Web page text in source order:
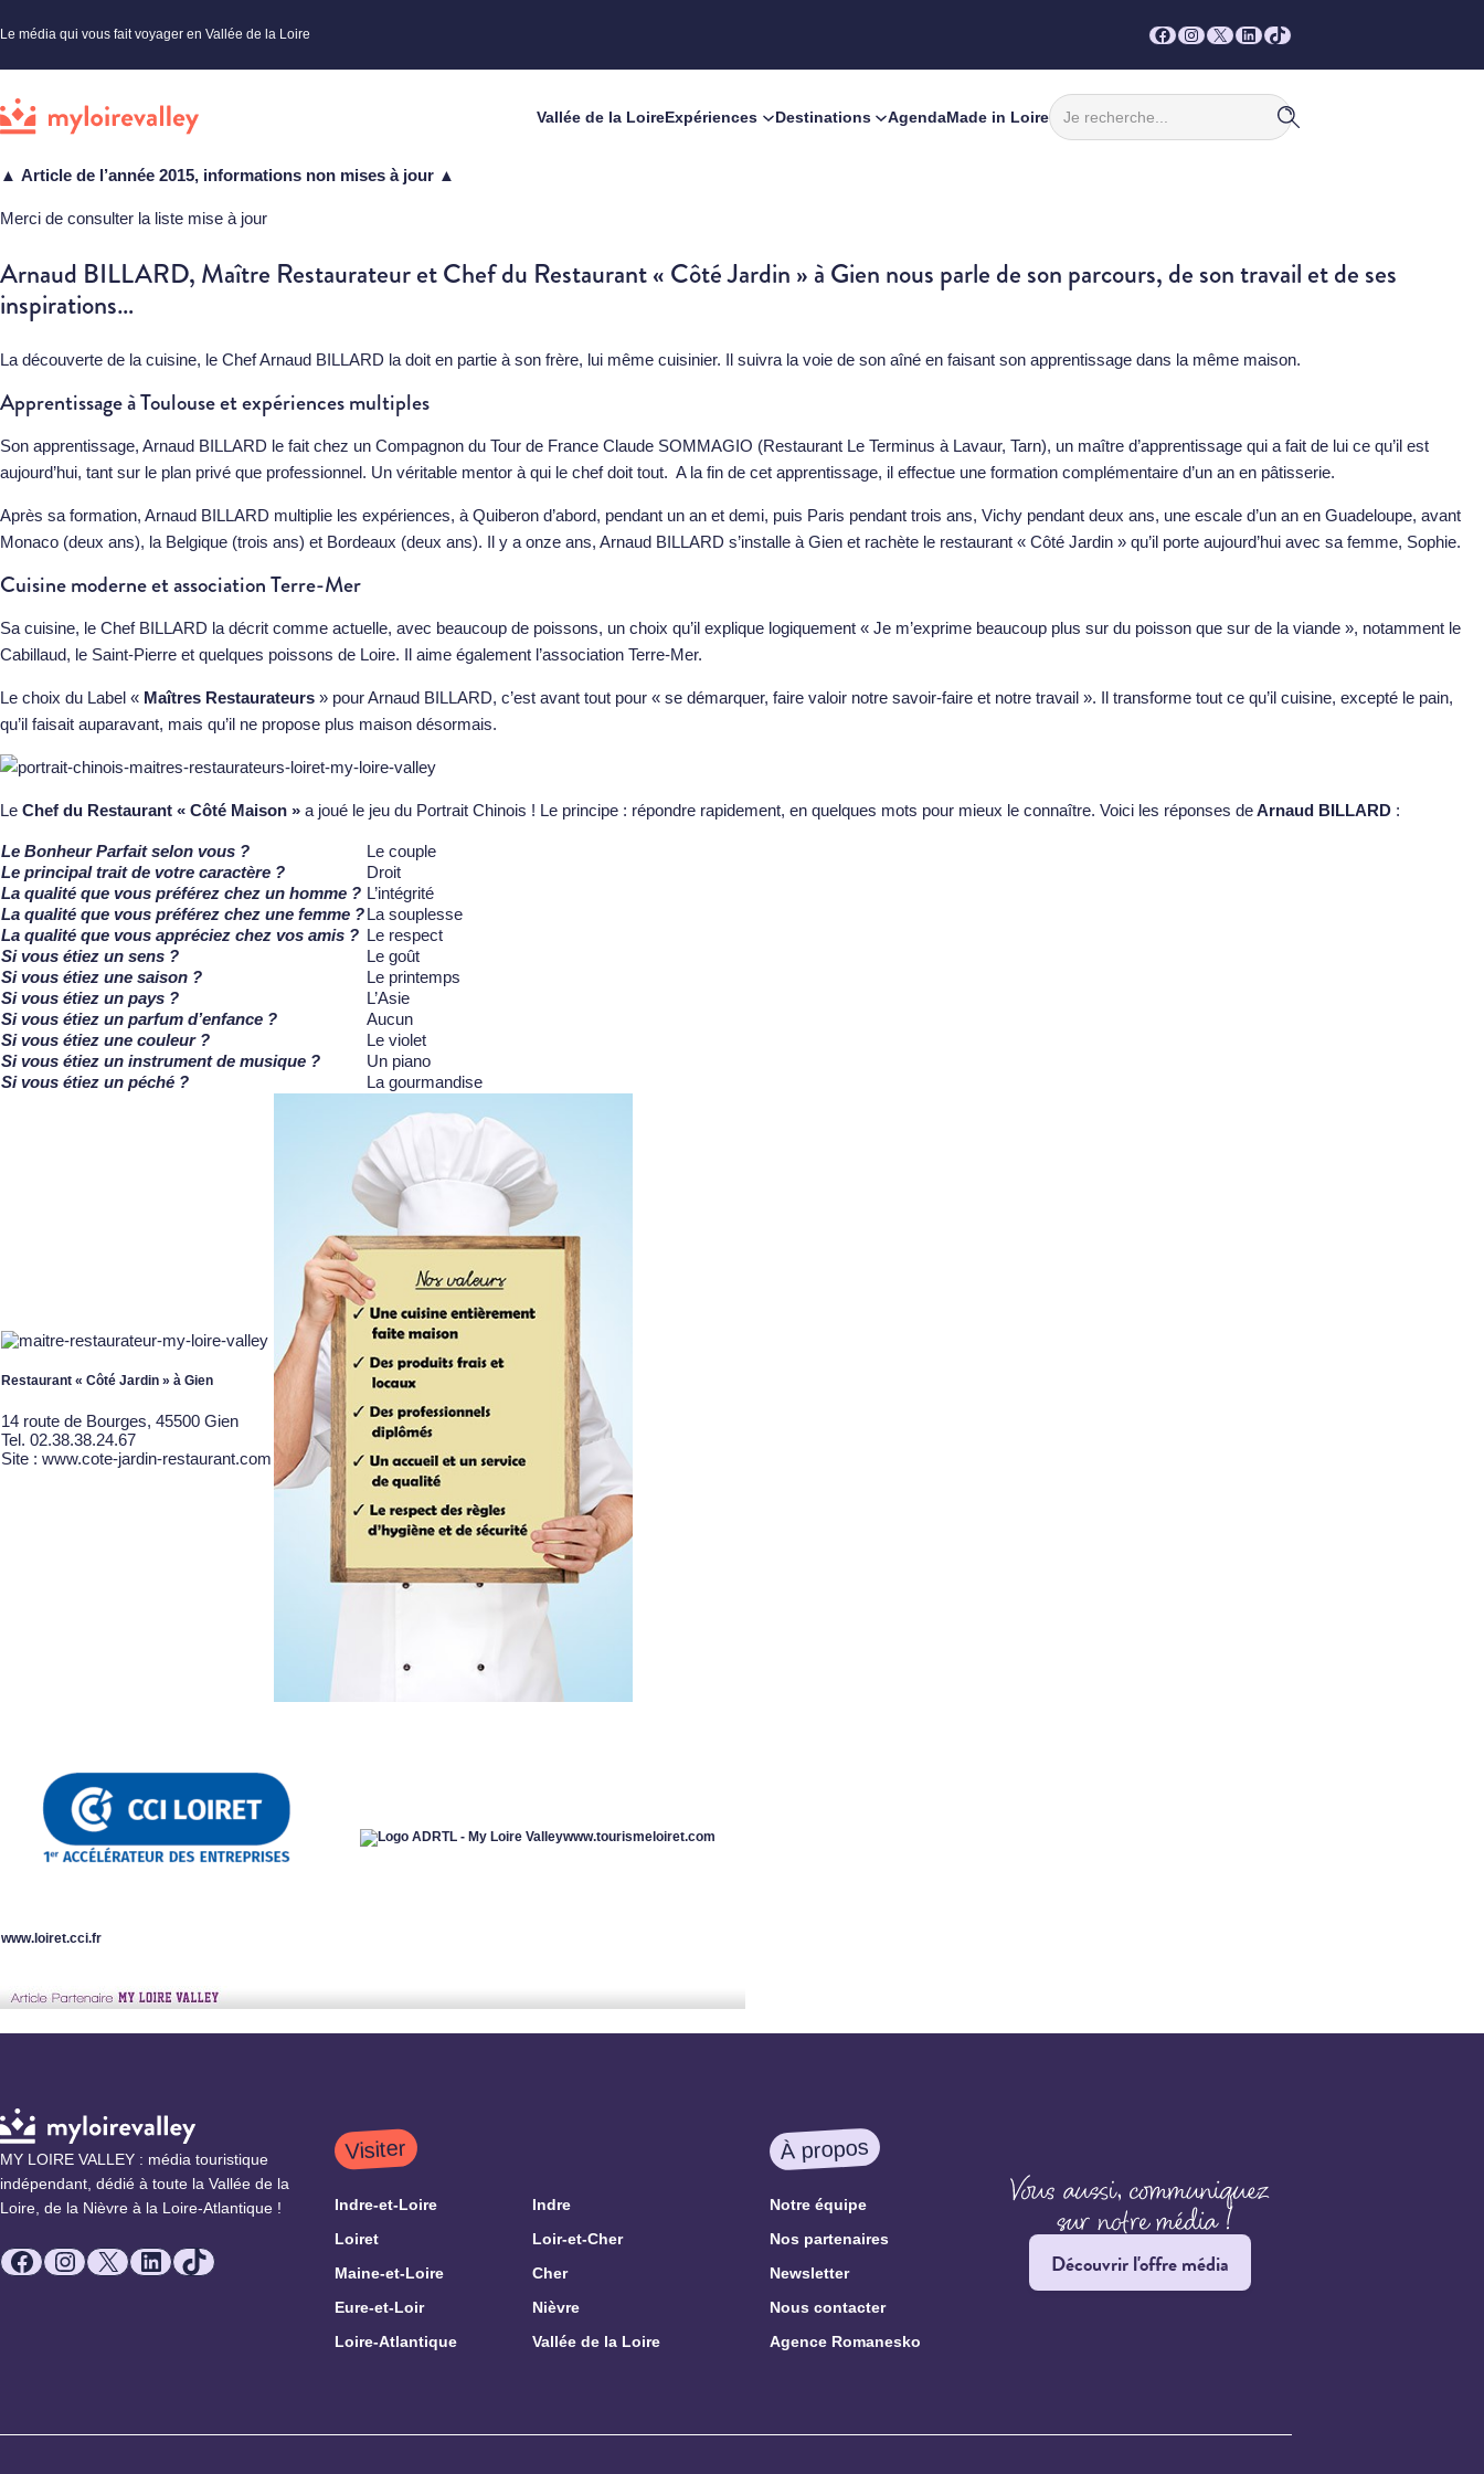
Le média qui vous fait voyager en Vallée de la Loire Facebook
Instagram
X LinkedIn
TikTok
Vallée de la LoireExpériences Destinations AgendaMade in Loire
Rechercher
▲ Article de l’année 2015, informations non mises à jour ▲
Merci de consulter la liste mise à jour
Arnaud BILLARD, Maître Restaurateur et Chef du Restaurant « Côté Jardin » à Gien nous parle de son parcours, de son travail et de ses
inspirations…
La découverte de la cuisine, le Chef Arnaud BILLARD la doit en partie à son frère, lui même cuisinier. Il suivra la voie de son aîné en faisant son apprentissage dans la même maison.
Apprentissage à Toulouse et expériences multiples
Son apprentissage, Arnaud BILLARD le fait chez un Compagnon du Tour de France Claude SOMMAGIO (Restaurant Le Terminus à Lavaur, Tarn), un maître d’apprentissage qui a fait de lui ce qu’il est
aujourd’hui, tant sur le plan privé que professionnel. Un véritable mentor à qui le chef doit tout. A la fin de cet apprentissage, il effectue une formation complémentaire d’un an en pâtisserie.
Après sa formation, Arnaud BILLARD multiplie les expériences, à Quiberon d’abord, pendant un an et demi, puis Paris pendant trois ans, Vichy pendant deux ans, une escale d’un an en Guadeloupe, avant
Monaco (deux ans), la Belgique (trois ans) et Bordeaux (deux ans). Il y a onze ans, Arnaud BILLARD s’installe à Gien et rachète le restaurant « Côté Jardin » qu’il porte aujourd’hui avec sa femme, Sophie.
Cuisine moderne et association Terre-Mer
Sa cuisine, le Chef BILLARD la décrit comme actuelle, avec beaucoup de poissons, un choix qu’il explique logiquement « Je m’exprime beaucoup plus sur du poisson que sur de la viande », notamment le
Cabillaud, le Saint-Pierre et quelques poissons de Loire. Il aime également l’association Terre-Mer.
Le choix du Label « Maîtres Restaurateurs » pour Arnaud BILLARD, c’est avant tout pour « se démarquer, faire valoir notre savoir-faire et notre travail ». Il transforme tout ce qu’il cuisine, excepté le pain,
qu’il faisait auparavant, mais qu’il ne propose plus maison désormais.
Le Chef du Restaurant « Côté Maison » a joué le jeu du Portrait Chinois ! Le principe : répondre rapidement, en quelques mots pour mieux le connaître. Voici les réponses deArnaud BILLARD :
Le Bonheur Parfait selon vous ?
Le couple
Le principal trait de votre caractère ?
Droit
La qualité que vous préférez chez un homme ? L’intégrité
La qualité que vous préférez chez une femme ?La souplesse
La qualité que vous appréciez chez vos amis ? Le respect
Si vous étiez un sens ?
Le goût
Si vous étiez une saison ?
Le printemps
Si vous étiez un pays ?
L’Asie
Si vous étiez un parfum d’enfance ?
Aucun
Si vous étiez une couleur ?
Le violet
Si vous étiez un instrument de musique ?
Un piano
Si vous étiez un péché ?
La gourmandise
Restaurant « Côté Jardin » à Gien
14 route de Bourges, 45500 Gien
Tel. 02.38.38.24.67
Site : www.cote-jardin-restaurant.com
www.loiret.cci.fr
www.tourismeloiret.com
MY LOIRE VALLEY : média touristique
indépendant, dédié à toute la Vallée de la
Loire, de la Nièvre à la Loire-Atlantique !
Facebook
Instagram
X LinkedIn
TikTok
Visiter
Indre-et-Loire
Indre
Loiret
Loir-et-Cher
Maine-et-Loire
Cher
Eure-et-Loir
Nièvre
Loire-Atlantique
Vallée de la Loire
À propos
Notre équipe
Nos partenaires
Newsletter
Nous contacter
Agence Romanesko
Découvrir l'offre média